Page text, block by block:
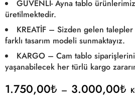
GÜVENLİ- Ayna tablo
üretilmektedir.
KREATİF – Sizden gelen
farklı tasarım modeli sunmaktayız.
KARGO – Cam tablo
yaşanabilecek her türlü kargo
1.750,00₺ – 3.000,00₺